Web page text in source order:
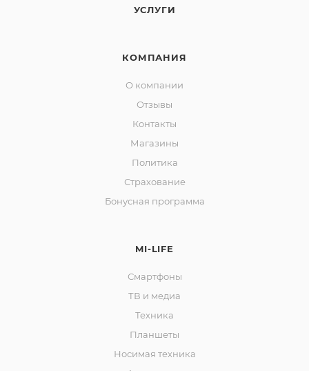
УСЛУГИ
КОМПАНИЯ
О компании
Отзывы
Контакты
Магазины
Политика
Страхование
Бонусная программа
MI-LIFE
Смартфоны
ТВ и медиа
Техника
Планшеты
Носимая техника
Добавляйте товары
Оплачивайте сегодня только
% картой любого банка
Получайте товар
с вашей карты
каждые 2 недели